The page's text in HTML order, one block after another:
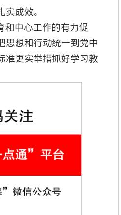
成效。
和中心工作的有力促
思想和行动统一到党中
准更实举措抓好学习教